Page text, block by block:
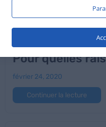
Chirurgie
Pour quelles
février 24, 2020
Continuer la lecture